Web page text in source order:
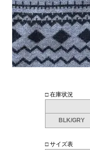
□ 在庫状況
BLK/GRY
□ サイズ表